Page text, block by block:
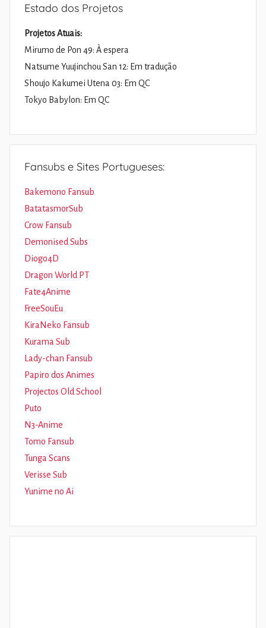
Estado dos Projetos
Projetos Atuais:
Mirumo de Pon 49: À espera
Natsume Yuujinchou San 12: Em tradução
Shoujo Kakumei Utena 03: Em QC
Tokyo Babylon: Em QC
Fansubs e Sites Portugueses:
Bakemono Fansub
BatatasmorSub
Crow Fansub
Demonised Subs
Diogo4D
Dragon World PT
Fate4Anime
FreeSouEu
KiraNeko Fansub
Kurama Sub
Lady-chan Fansub
Papiro dos Animes
Projectos Old School
Puto
N3-Anime
Tomo Fansub
Tunga Scans
Verisse Sub
Yunime no Ai